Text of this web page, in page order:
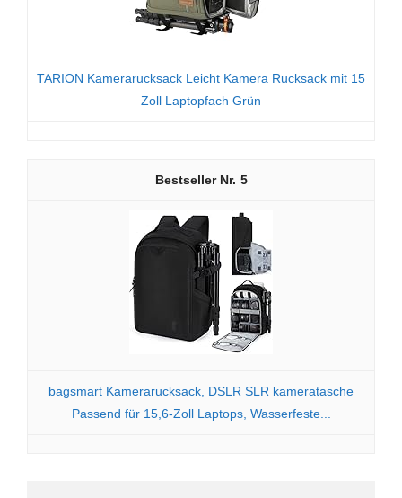
TARION Kamerarucksack Leicht Kamera Rucksack mit 15
Zoll Laptopfach Grün
5
bagsmart Kamerarucksack, DSLR SLR kameratasche
Passend für 15,6-Zoll Laptops, Wasserfeste...